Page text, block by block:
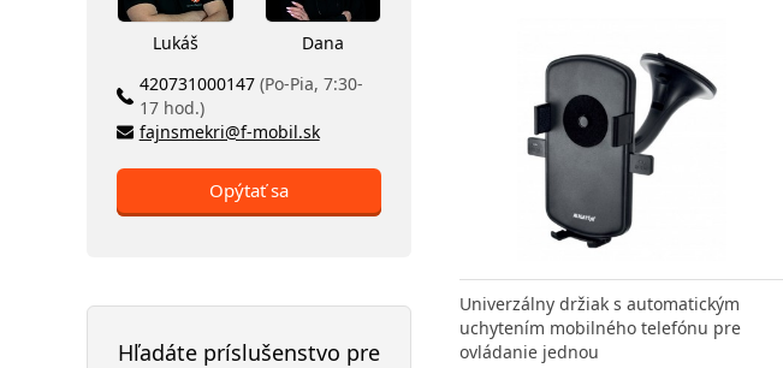
Lukáš
Dana
420731000147 (Po-Pia, 7:30-
17 hod.)
fajnsmekri@f-mobil.sk
Opýtať sa
Hľadáte príslušenstvo pre
Univerzálny držiak s automatickým
uchytením mobilného telefónu pre
ovládanie jednou